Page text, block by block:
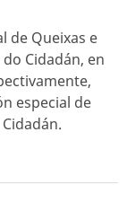
de Queixas e
Cidadán, en
especial de